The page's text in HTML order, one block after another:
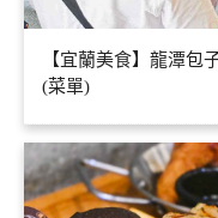
【宜蘭美食】龍潭包
(菜單)